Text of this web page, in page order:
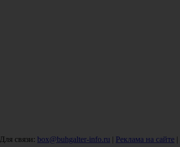
Для связи: box@buhgalter-info.ru | Реклама на сайте |